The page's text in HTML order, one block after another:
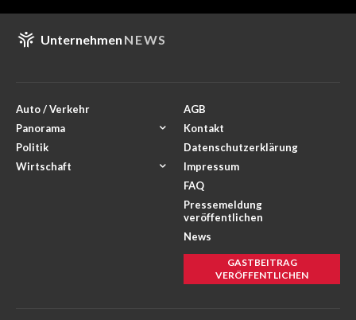
Unternehmen NEWS
Auto / Verkehr
Panorama
Politik
Wirtschaft
AGB
Kontakt
Datenschutzerklärung
Impressum
FAQ
Pressemeldung
veröffentlichen
News
GASTBEITRAG
VERÖFFENTLICHEN